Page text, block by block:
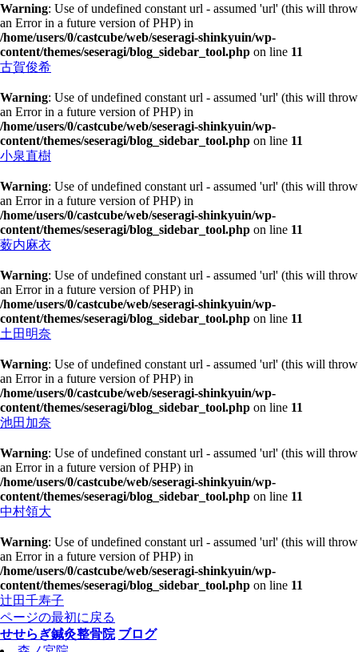
Warning: Use of undefined constant url - assumed 'url' (this will throw
an Error in a future version of PHP) in
/home/users/0/castcube/web/seseragi-shinkyuin/wp-
content/themes/seseragi/blog_sidebar_tool.php on line 11
古賀俊希
Warning: Use of undefined constant url - assumed 'url' (this will throw
an Error in a future version of PHP) in
/home/users/0/castcube/web/seseragi-shinkyuin/wp-
content/themes/seseragi/blog_sidebar_tool.php on line 11
小泉直樹
Warning: Use of undefined constant url - assumed 'url' (this will throw
an Error in a future version of PHP) in
/home/users/0/castcube/web/seseragi-shinkyuin/wp-
content/themes/seseragi/blog_sidebar_tool.php on line 11
薮内麻衣
Warning: Use of undefined constant url - assumed 'url' (this will throw
an Error in a future version of PHP) in
/home/users/0/castcube/web/seseragi-shinkyuin/wp-
content/themes/seseragi/blog_sidebar_tool.php on line 11
土田明奈
Warning: Use of undefined constant url - assumed 'url' (this will throw
an Error in a future version of PHP) in
/home/users/0/castcube/web/seseragi-shinkyuin/wp-
content/themes/seseragi/blog_sidebar_tool.php on line 11
池田加奈
Warning: Use of undefined constant url - assumed 'url' (this will throw
an Error in a future version of PHP) in
/home/users/0/castcube/web/seseragi-shinkyuin/wp-
content/themes/seseragi/blog_sidebar_tool.php on line 11
中村領大
Warning: Use of undefined constant url - assumed 'url' (this will throw
an Error in a future version of PHP) in
/home/users/0/castcube/web/seseragi-shinkyuin/wp-
content/themes/seseragi/blog_sidebar_tool.php on line 11
辻田千寿子
ページの最初に戻る
せせらぎ鍼灸整骨院 ブログ